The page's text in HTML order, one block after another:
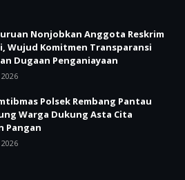
Nonjobkan Anggota Reskrim
Wujud Komitmen Transparansi
Dugaan Penganiayaan
Polsek Rembang Pantau
Warga Dukung Asta Cita
Pangan